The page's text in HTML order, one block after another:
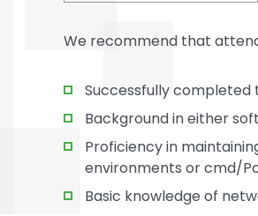
We recommend that
Successfully completed
Background in either
Proficiency in
environments or cmd/
Basic knowledge of